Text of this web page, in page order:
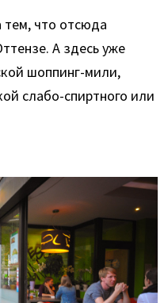
тем, что отсюда
А здесь уже
шоппинг-мили,
слабо-спиртного или